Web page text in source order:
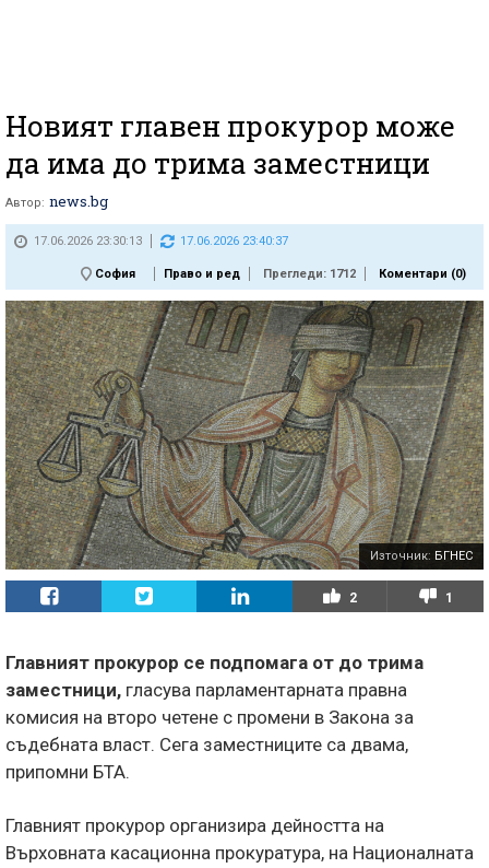
Новият главен прокурор може
да има до трима заместници
Автор: news.bg
17.06.2026 23:30:13 17.06.2026 23:40:37
София Право и ред Прегледи: 1712 Коментари (0)
Източник: БГНЕС
2 1
Главният прокурор се подпомага от до трима
заместници, гласува парламентарната правна
комисия на второ четене с промени в Закона за
съдебната власт. Сега заместниците са двама,
припомни БТА.
Главният прокурор организира дейността на
Върховната касационна прокуратура, на Националната